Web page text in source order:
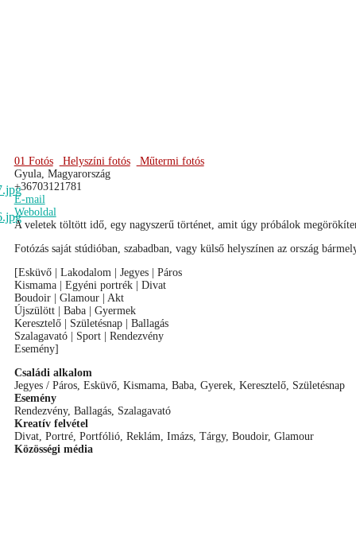
01 Fotós Helyszíni fotós
Műtermi fotós
Gyula, Magyarország
+36703121781
E-mail
Weboldal
A veletek töltött idő, egy nagyszerű történet, amit úgy próbálok
Fotózás saját stúdióban, szabadban, vagy külső helyszínen az ország
[Esküvő | Lakodalom | Jegyes | Páros
Kismama | Egyéni portrék | Divat
Boudoir | Glamour | Akt
Újszülött | Baba | Gyermek
Keresztelő | Születésnap | Ballagás
Szalagavató | Sport | Rendezvény
Esemény]
Családi alkalom
Jegyes / Páros, Esküvő, Kismama, Baba, Gyerek, Keresztelő, Születésnap
Esemény
Rendezvény, Ballagás, Szalagavató
Kreatív felvétel
Divat, Portré, Portfólió, Reklám, Imázs, Tárgy, Boudoir, Glamour
Közösségi média